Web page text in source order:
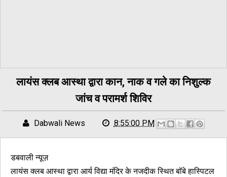
लायंस क्लब आस्था द्वारा कान, नाक व गले का निशुल्क
जांच व परामर्श शिविर
Dabwali News 8:55:00 PM
डबवाली न्यूज़
लायंस क्लब आस्था द्वारा आर्य विद्या मंदिर के नजदीक स्थित बॉबे हास्पिटल